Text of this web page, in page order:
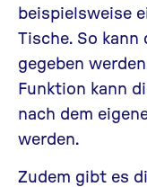
beispielsweise
Tische. So
gegeben
Funktion kann
nach dem
werden.
Zudem gibt es